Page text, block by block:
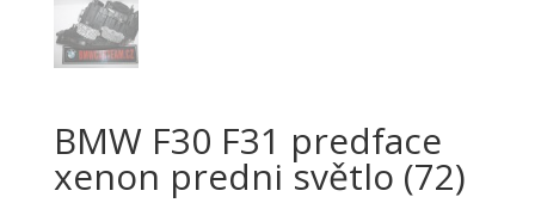
BMW F30 F31 predface
xenon predni světlo (72)